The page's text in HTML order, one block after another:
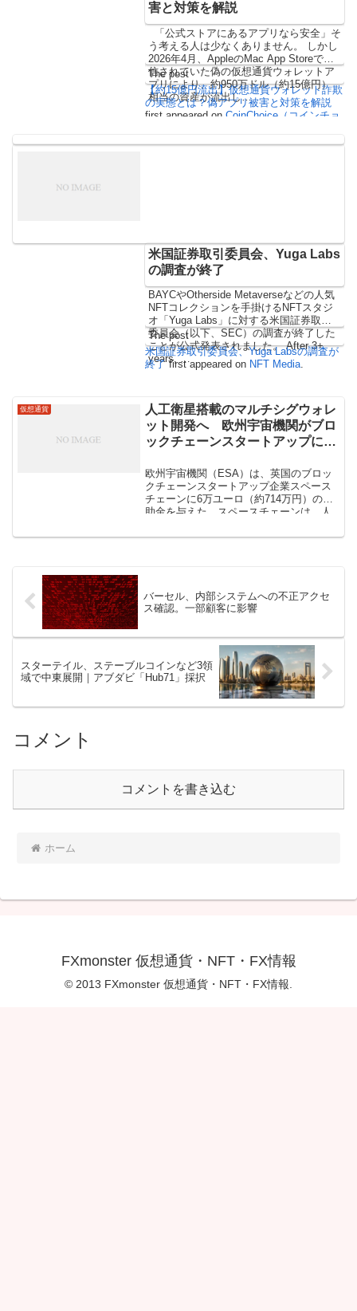
害と対策を解説
「公式ストアにあるアプリなら安全」そ
う考える人は少なくありません。 しかし
2026年4月、AppleのMac App Storeで配
信されていた偽の仮想通貨ウォレットア
プリにより、約950万ドル（約15億円）
相当の資産が流出し…
The post
【約15億円流出】仮想通貨ウォレット詐欺
の実態とは？偽アプリ被害と対策を解説
first appeared onCoinChoice（コインチョ
米国証券取引委員会、Yuga Labs
の調査が終了
BAYCやOtherside Metaverseなどの人気
NFTコレクションを手掛けるNFTスタジ
オ「Yuga Labs」に対する米国証券取引
委員会（以下、SEC）の調査が終了した
ことが公式発表されました。 After 3+
years, …
The post
米国証券取引委員会、Yuga Labsの調査が
終了first appeared on NFT Media.
仮想通貨
人工衛星搭載のマルチシグウォレ
ット開発へ 欧州宇宙機関がブロ
ックチェーンスタートアップに補
欧州宇宙機関（ESA）は、英国のブロッ
クチェーンスタートアップ企業スペース
チェーンに6万ユーロ（約714万円）の補
助金を与えた。スペースチェーンは、人
を開発する。
バーセル、内部システムへの不正アクセ
ス確認。一部顧客に影響
スターテイル、ステーブルコインなど3領
域で中東展開｜アブダビ「Hub71」採択
コメント
コメントを書き込む
ホーム
FXmonster 仮想通貨・NFT・FX情報
© 2013 FXmonster 仮想通貨・NFT・FX情報.